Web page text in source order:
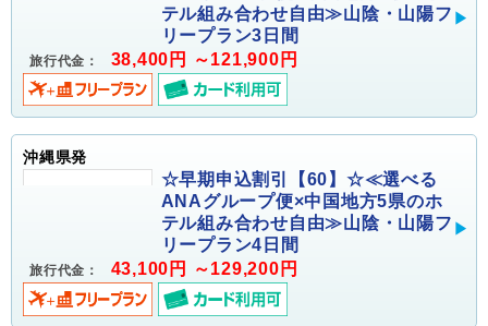
テル組み合わせ自由≫山陰・山陽フ
リープラン3日間
旅行代金： 38,400円 ～121,900円
沖縄県発
☆早期申込割引【60】☆≪選べる
ANAグループ便×中国地方5県のホ
テル組み合わせ自由≫山陰・山陽フ
リープラン4日間
旅行代金： 43,100円 ～129,200円